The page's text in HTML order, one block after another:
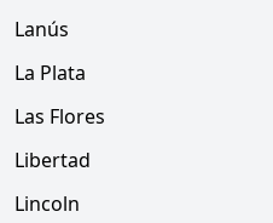
Lanús
La Plata
Las Flores
Libertad
Lincoln